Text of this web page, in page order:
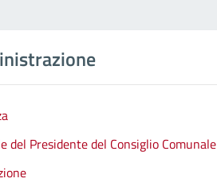
del Presidente del Consiglio Comunale